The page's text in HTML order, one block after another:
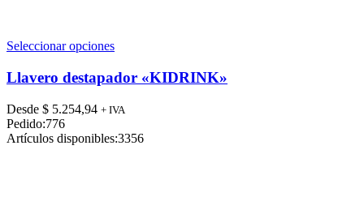
Seleccionar opcionesEste
tiene
múltiples
variantes.
Las
opciones
se
Llavero destapador «KIDRINK»
Desde $ 5.254,94 + IVA
Pedido:776
Artículos disponibles:3356